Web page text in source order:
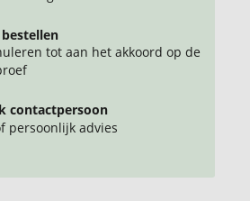
tot aan het akkoord op de
contactpersoon
persoonlijk advies